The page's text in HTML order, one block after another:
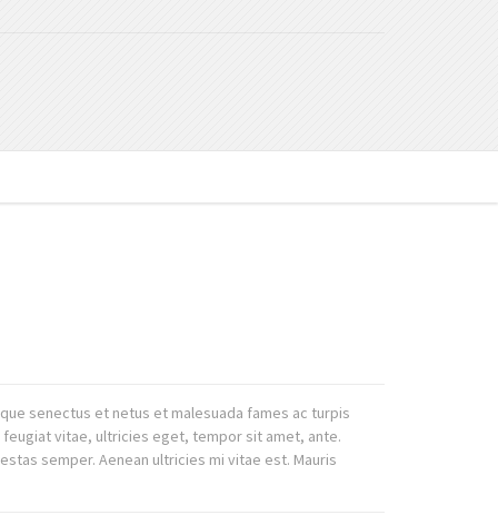
senectus et netus et malesuada fames ac turpis
vitae, ultricies eget, tempor sit amet, ante.
semper. Aenean ultricies mi vitae est. Mauris